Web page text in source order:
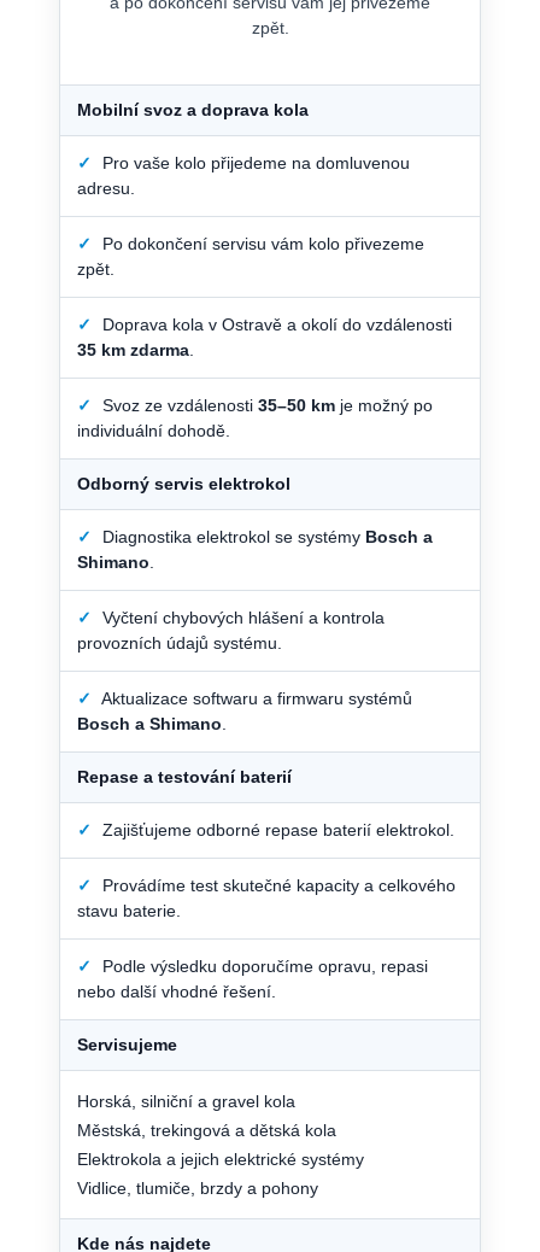
zpět.
Mobilní svoz a doprava kola
✓
Pro vaše kolo přijedeme na domluvenou
adresu.
✓
Po dokončení servisu vám kolo přivezeme
zpět.
✓
Doprava kola v Ostravě a okolí do vzdálenosti
35 km zdarma
✓ Svoz ze vzdálenosti 35–50 km je možný po
individuální dohodě.
Odborný servis elektrokol
✓ Diagnostika elektrokol se systémy Bosch a
Shimano
✓
Vyčtení chybových hlášení a kontrola
provozních údajů systému.
✓
Aktualizace softwaru a firmwaru systémů
Bosch a Shimano
Repase a testování baterií
✓ Zajišťujeme odborné repase baterií elektrokol.
✓
Provádíme test skutečné kapacity a celkového
stavu baterie.
✓
Podle výsledku doporučíme opravu, repasi
nebo další vhodné řešení.
Servisujeme
Horská, silniční a gravel kola
Městská, trekingová a dětská kola
Elektrokola a jejich elektrické systémy
Vidlice, tlumiče, brzdy a pohony
Kde nás najdete